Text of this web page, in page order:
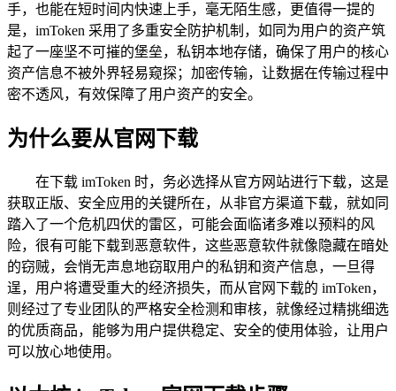
手，也能在短时间内快速上手，毫无陌生感，更值得一提的
是，imToken 采用了多重安全防护机制，如同为用户的资产筑
起了一座坚不可摧的堡垒，私钥本地存储，确保了用户的核心
资产信息不被外界轻易窥探；加密传输，让数据在传输过程中
密不透风，有效保障了用户资产的安全。
为什么要从官网下载
在下载 imToken 时，务必选择从官方网站进行下载，这是
获取正版、安全应用的关键所在，从非官方渠道下载，就如同
踏入了一个危机四伏的雷区，可能会面临诸多难以预料的风
险，很有可能下载到恶意软件，这些恶意软件就像隐藏在暗处
的窃贼，会悄无声息地窃取用户的私钥和资产信息，一旦得
逞，用户将遭受重大的经济损失，而从官网下载的 imToken，
则经过了专业团队的严格安全检测和审核，就像经过精挑细选
的优质商品，能够为用户提供稳定、安全的使用体验，让用户
可以放心地使用。